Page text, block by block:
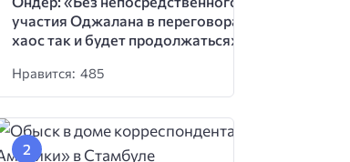
участия Оджалана в переговорах
хаос так и будет продолжаться»
Нравится: 485